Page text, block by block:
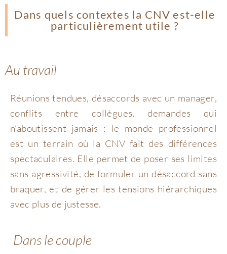
Dans quels contextes la CNV est-elle
particulièrement utile ?
Au travail
Réunions tendues, désaccords avec un manager,
conflits entre collègues, demandes qui
n’aboutissent jamais : le monde professionnel
est un terrain où la CNV fait des différences
spectaculaires. Elle permet de poser ses limites
sans agressivité, de formuler un désaccord sans
braquer, et de gérer les tensions hiérarchiques
avec plus de justesse.
Dans le couple